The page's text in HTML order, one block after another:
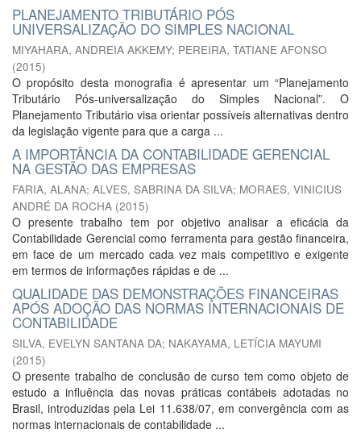
PLANEJAMENTO TRIBUTÁRIO PÓS
UNIVERSALIZAÇÃO DO SIMPLES NACIONAL
MIYAHARA, ANDREIA AKKEMY; PEREIRA, TATIANE AFONSO
(2015)
O propósito desta monografia é apresentar um “Planejamento
Tributário Pós-universalização do Simples Nacional”. O
Planejamento Tributário visa orientar possíveis alternativas dentro
da legislação vigente para que a carga ...
A IMPORTÂNCIA DA CONTABILIDADE GERENCIAL
NA GESTÃO DAS EMPRESAS
FARIA, ALANA; ALVES, SABRINA DA SILVA; MORAES, VINICIUS
ANDRÉ DA ROCHA (2015)
O presente trabalho tem por objetivo analisar a eficácia da
Contabilidade Gerencial como ferramenta para gestão financeira,
em face de um mercado cada vez mais competitivo e exigente
em termos de informações rápidas e de ...
QUALIDADE DAS DEMONSTRAÇÕES FINANCEIRAS
APÓS ADOÇÃO DAS NORMAS INTERNACIONAIS DE
CONTABILIDADE
SILVA, EVELYN SANTANA DA; NAKAYAMA, LETÍCIA MAYUMI
(2015)
O presente trabalho de conclusão de curso tem como objeto de
estudo a influência das novas práticas contábeis adotadas no
Brasil, introduzidas pela Lei 11.638/07, em convergência com as
normas internacionais de contabilidade ...